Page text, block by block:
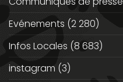
Evénements (2 280)
Infos Locales (8 683)
instagram (3)